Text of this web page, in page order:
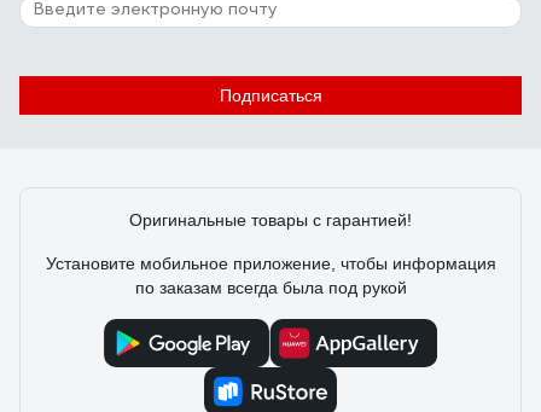
Подписаться
Оригинальные товары с гарантией!
Установите мобильное приложение, чтобы информация
по заказам всегда была под рукой